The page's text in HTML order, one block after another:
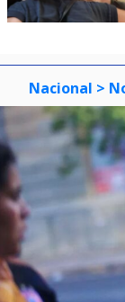
Nacional >